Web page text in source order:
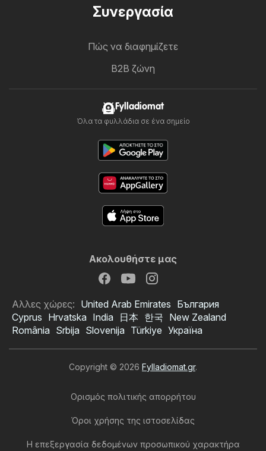
Συνεργασία
Πώς να διαφημίζετε
B2B ζώνη
Fylladiomat
Όλα τα φυλλάδια σε ένα σημείο
Ακολουθήστε μας
Αλλες χώρες: United Arab Emirates България
Cyprus Hrvatska India 日本 한국 New Zealand
România Srbija Slovenija Türkiye Україна
Copyright © 2026 Fylladiomat.gr.
Ορισμός πολιτικής απορρήτου
Όροι χρήσης της ιστοσελίδας
Η επεξεργασία δεδομένων προσωπικού χαρακτήρα